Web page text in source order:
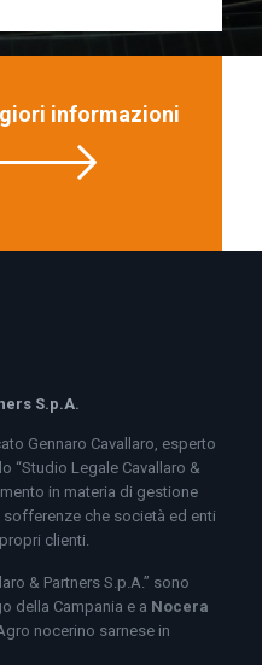
informazioni
S.p.A.
Gennaro Cavallaro, esperto
“Studio Legale Cavallaro &
in materia di gestione
che società ed enti
clienti.
& Partners S.p.A.” sono
della Campania e a Nocera
nocerino sarnese in